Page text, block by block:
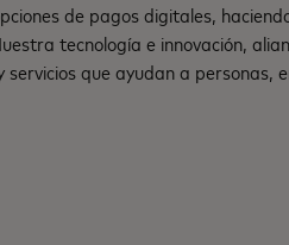
de pagos digitales,
tecnología e innovación,
que ayudan a personas,